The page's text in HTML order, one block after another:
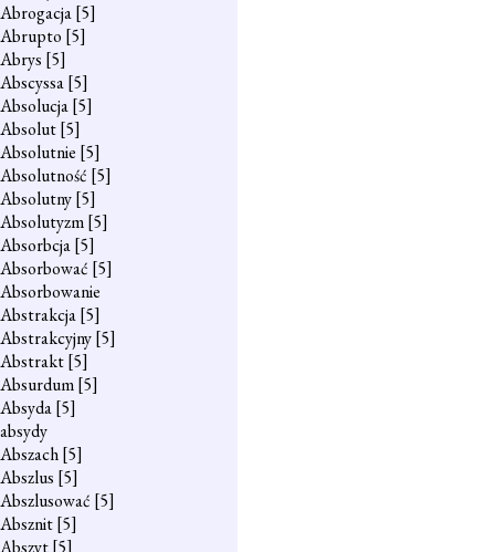
Abrogacja[5]
Abrupto [5]
Abrys [5]
Abscyssa[5]
Absolucja[5]
Absolut[5]
Absolutnie [5]
Absolutność [5]
Absolutny[5]
Absolutyzm[5]
Absorbcja[5]
Absorbować [5]
Absorbowanie
Abstrakcja[5]
Abstrakcyjny[5]
Abstrakt[5]
Absurdum[5]
Absyda[5]
absydy
Abszach[5]
Abszlus [5]
Abszlusować [5]
Absznit[5]
Abszyt[5]